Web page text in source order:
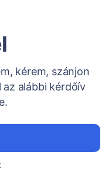
kérem, szánjon
alábbi kérdőív